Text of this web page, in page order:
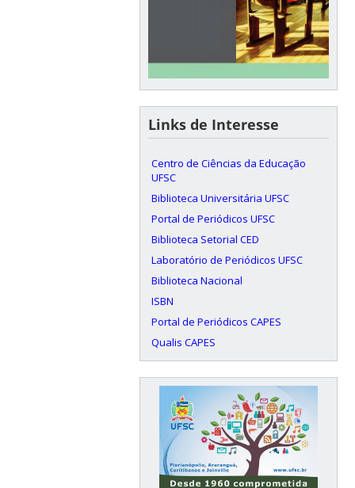
Links de Interesse
Centro de Ciências da Educação
UFSC
Biblioteca Universitária UFSC
Portal de Periódicos UFSC
Biblioteca Setorial CED
Laboratório de Periódicos UFSC
Biblioteca Nacional
ISBN
Portal de Periódicos CAPES
Qualis CAPES